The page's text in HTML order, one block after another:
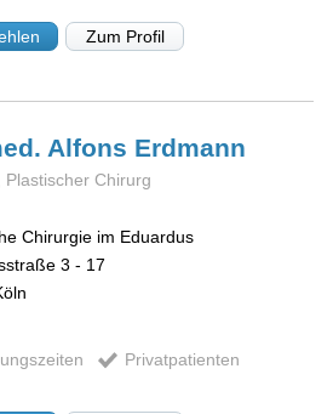
Zum Profil
Alfons Erdmann
Plastischer Chirurg
Chirurgie im Eduardus
3 - 17
Privatpatienten